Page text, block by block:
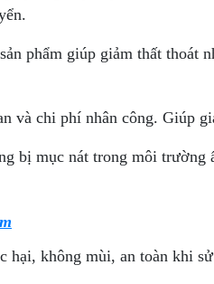
phẩm giúp giảm thất thoát
chi phí nhân công. Giúp
bị mục nát trong môi
không mùi, an toàn khi